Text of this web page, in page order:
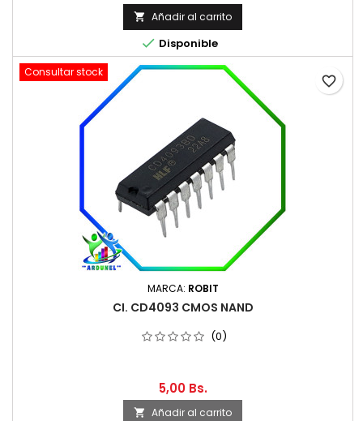
 Añadir al carrito
 Disponible
Consultar stock
MARCA: ROBIT
CI. CD4093 CMOS NAND
(0)
5,00 Bs.
 Añadir al carrito
favorite_border